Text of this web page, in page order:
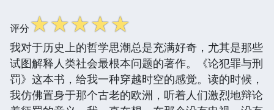
评分☆☆☆☆☆
我对于历史上的哲学思潮总是充满好奇，尤其是那些
试图解释人类社会最根本问题的著作。《论犯罪与刑
罚》这本书，给我一种穿越时空的感觉。读的时候，
我仿佛置身于那个古老的欧洲，听着人们激烈地辩论